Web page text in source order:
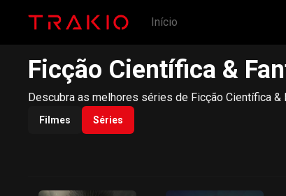
Início
Ficção Científica &
Descubra as melhores séries de Ficção Científica &
Filmes Séries